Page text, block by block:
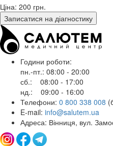
Ціна: 200 грн.
Записатися на діагностику
Години роботи:
пн.-пт.: 08:00 - 20:00
сб.: 08:00 - 17:00
нд.: 09:00 - 16:00
Телефони: 0 800 338 008
E-mail: info@salutem.ua
Адреса: Вінниця, вул.